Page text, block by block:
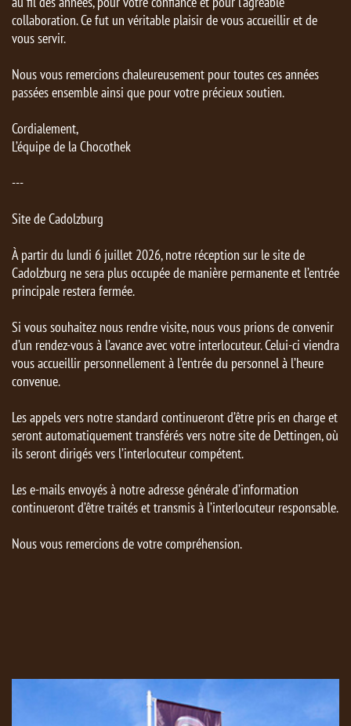
collaboration. Ce fut un véritable plaisir de vous accueillir et de
vous servir.
Nous vous remercions chaleureusement pour toutes ces années
passées ensemble ainsi que pour votre précieux soutien.
Cordialement,
L’équipe de la Chocothek
---
Site de Cadolzburg
À partir du lundi 6 juillet 2026, notre réception sur le site de
Cadolzburg ne sera plus occupée de manière permanente et l’entrée
principale restera fermée.
Si vous souhaitez nous rendre visite, nous vous prions de convenir
d’un rendez-vous à l’avance avec votre interlocuteur. Celui-ci viendra
vous accueillir personnellement à l’entrée du personnel à l’heure
convenue.
Les appels vers notre standard continueront d’être pris en charge et
seront automatiquement transférés vers notre site de Dettingen, où
ils seront dirigés vers l’interlocuteur compétent.
Les e-mails envoyés à notre adresse générale d’information
continueront d’être traités et transmis à l’interlocuteur responsable.
Nous vous remercions de votre compréhension.